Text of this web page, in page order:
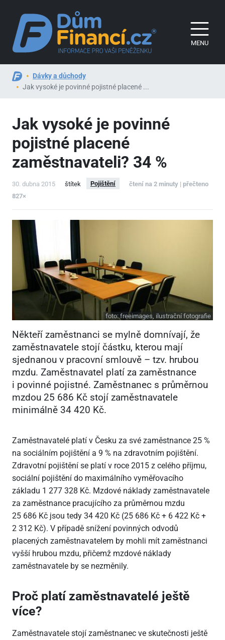
MENU
Dávky a důchody
Jak vysoké je povinné pojistné placené ...
Jak vysoké je povinné
pojistné placené
zaměstnavateli? 34 %
30. dubna 2015 štítek Pojištění
čtení na 2 minuty | přečteno
827×
foto:freeimages, ilustrační fotografie
Někteří zaměstnanci se mylně domnívají, že
zaměstnavatele stojí částku, kterou mají
sjednanou v pracovní smlouvě – tzv. hrubou
mzdu. Zaměstnavatel platí za zaměstnance
i povinné pojistné. Zaměstnanec s průměrnou
mzdou 25 686 Kč stojí zaměstnavatele
minimálně 34 420 Kč.
Zaměstnavatelé platí v Česku za své zaměstnance 25 %
na sociálním pojištění a 9 % na zdravotním pojištění.
Zdravotní pojištění se platí v roce 2015 z celého příjmu,
sociální pojištění do maximálního vyměřovacího
základu 1 277 328 Kč. Mzdové náklady zaměstnavatele
za zaměstnance pracujícího za průměrnou mzdu
25 686 Kč jsou tedy 34 420 Kč (25 686 Kč + 6 422 Kč +
2 312 Kč). V případě snížení povinných odvodů
placených zaměstnavatelem by mohli mít zaměstnanci
vyšší hrubou mzdu, přičemž mzdové náklady
zaměstnavatele by se nezměnily.
Proč platí zaměstnavatelé ještě
více?
Zaměstnavatele stojí zaměstnanec ve skutečnosti ještě